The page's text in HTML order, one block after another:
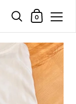
ショッピング
0